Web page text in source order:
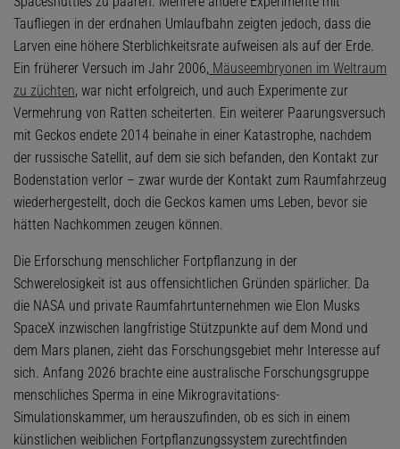
Taufliegen in der erdnahen Umlaufbahn zeigten jedoch, dass die
Larven eine höhere Sterblichkeitsrate aufweisen als auf der Erde.
Ein früherer Versuch im Jahr 2006, Mäuseembryonen im Weltraum
zu züchten, war nicht erfolgreich, und auch Experimente zur
Vermehrung von Ratten scheiterten. Ein weiterer Paarungsversuch
mit Geckos endete 2014 beinahe in einer Katastrophe, nachdem
der russische Satellit, auf dem sie sich befanden, den Kontakt zur
Bodenstation verlor – zwar wurde der Kontakt zum Raumfahrzeug
wiederhergestellt, doch die Geckos kamen ums Leben, bevor sie
hätten Nachkommen zeugen können.
Die Erforschung menschlicher Fortpflanzung in der
Schwerelosigkeit ist aus offensichtlichen Gründen spärlicher. Da
die NASA und private Raumfahrtunternehmen wie Elon Musks
SpaceX inzwischen langfristige Stützpunkte auf dem Mond und
dem Mars planen, zieht das Forschungsgebiet mehr Interesse auf
sich. Anfang 2026 brachte eine australische Forschungsgruppe
menschliches Sperma in eine Mikrogravitations-
Simulationskammer, um herauszufinden, ob es sich in einem
künstlichen weiblichen Fortpflanzungssystem zurechtfinden